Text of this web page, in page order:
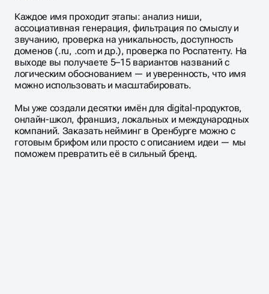
Каждое имя проходит этапы: анализ ниши,
ассоциативная генерация, фильтрация по смыслу и
звучанию, проверка на уникальность, доступность
доменов (.ru, .com и др.), проверка по Роспатенту. На
выходе вы получаете 5–15 вариантов названий с
логическим обоснованием — и уверенность, что имя
можно использовать и масштабировать.
Мы уже создали десятки имён для digital-продуктов,
онлайн-школ, франшиз, локальных и международных
компаний. Заказать нейминг в Оренбурге можно с
готовым брифом или просто с описанием идеи — мы
поможем превратить её в сильный бренд.